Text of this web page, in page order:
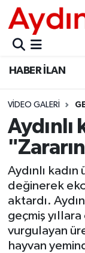
HABER İLAN
VIDEO GALERI
Aydınlı
Aydınlı
değinerek
aktardı.
geçmiş
vurgulayan
hayvan
GÜNCEL
POLİTİKA
EKONOMİ
BÜLTEN
ÇEVRE
Aydın
Aydın
Aydin
Aydın
Süper Lig
Tüm
Son